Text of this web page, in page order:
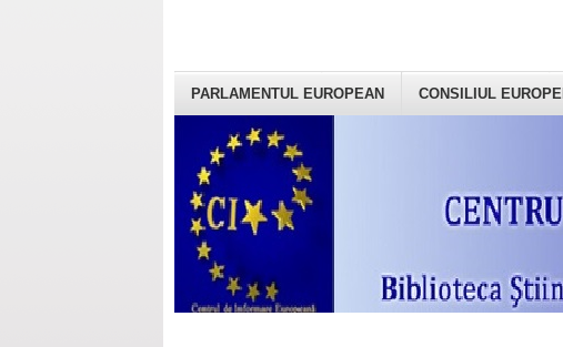
PARLAMENTUL EUROPEAN CONSILIUL EUROPEI